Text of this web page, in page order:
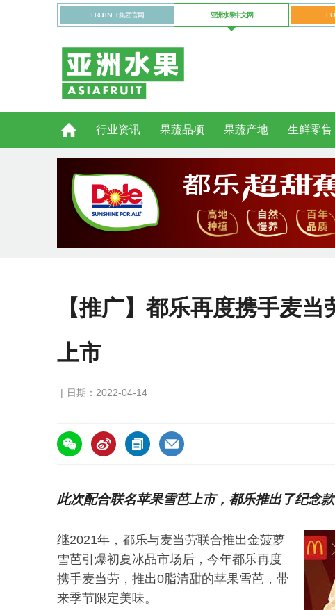
FRUITNET 集团官网 亚洲水果中文网
行业资讯 果蔬品项 果蔬产地 生鲜零售
【推广】都乐再度携手麦
上市
日期：2022-04-14
https://asiafruitchina.net/21736.html
此次配合联名苹果雪芭上市，都乐推出了纪念
继2021年，都乐与麦当劳联合推出金菠萝
雪芭引爆初夏冰品市场后，今年都乐再度
携手麦当劳，推出0脂清甜的苹果雪芭，带
来季节限定美味。